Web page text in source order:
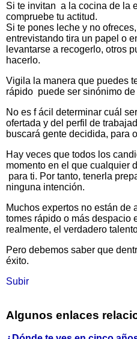
Si te invitan a la cocina de la
compruebe tu actitud.
Si te pones leche y no
entrevistando tira un papel o
levantarse a recogerlo, otros
hacerlo.
Vigila la manera que puedes
rápido puede ser sinónimo de
No es f ácil determinar cuál
ofertada y del perfil de
buscará gente decidida, para
Hay veces que todos los
momento en el que cualquier
para ti. Por tanto, tenerla
ninguna intención.
Muchos expertos no están de
tomes rápido o más despacio
realmente, el verdadero
Pero debemos saber que
éxito.
Subir
Algunos enlaces